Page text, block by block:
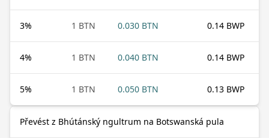
3% 1 BTN 0.030 BTN 0.14 BWP
4% 1 BTN 0.040 BTN 0.14 BWP
5% 1 BTN 0.050 BTN 0.13 BWP
Převést z Bhútánský ngultrum na Botswanská pula